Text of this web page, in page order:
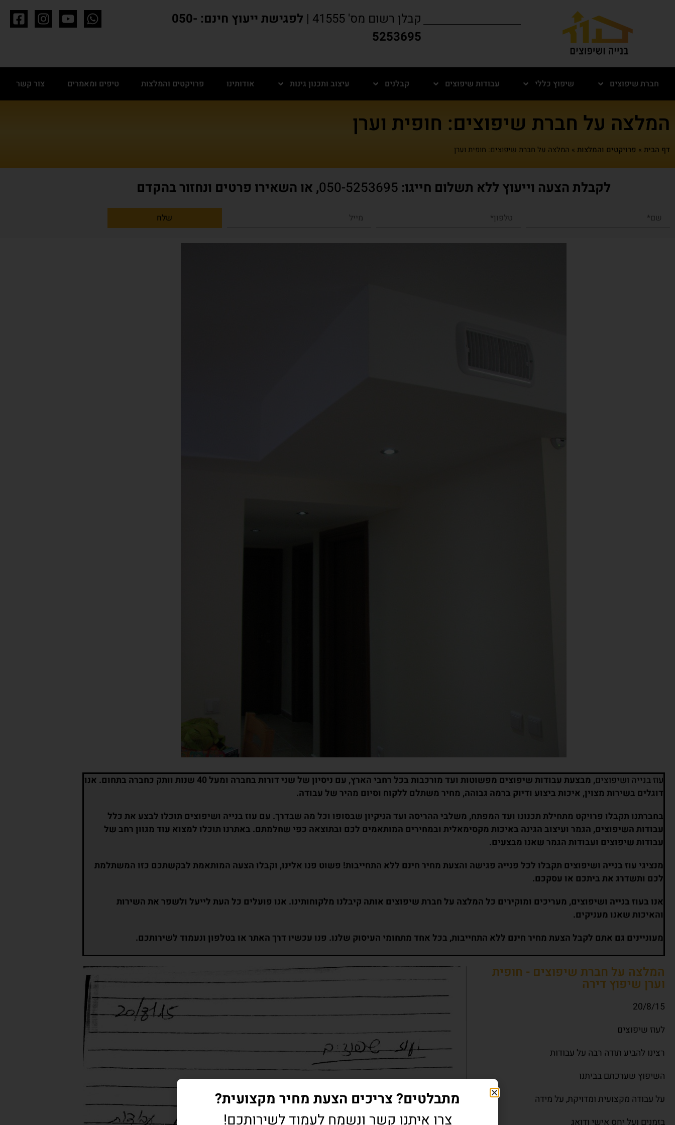
קבלן רשום מס' 41555 |
לפגישת ייעוץ חינם: 050-
5253695
חברת שיפוצים שיפוץ כללי עבודות שיפוצים קבלנים עיצוב ותכנון גינות אודותינו פרויקטים והמלצות טיפים ומאמרים צור קשר
המלצה על חברת שיפוצים: חופית וערן
דף הבית » פרויקטים והמלצות » המלצה על חברת שיפוצים: חופית וערן
לקבלת הצעה וייעוץ ללא תשלום חייגו: 050-5253695, או השאירו פרטים ונחזור בהקדם
שלח
עוז בנייה ושיפוצים
, מבצעת עבודות שיפוצים מפשוטות ועד מורכבות בכל רחבי הארץ, עם ניסיון של שני דורות בחברה ומעל 40 שנות וותק כחברה בתחום. אנו
דוגלים בשירות מצוין, איכות ביצוע ודיוק ברמה גבוהה, מחיר משתלם ללקוח וסיום מהיר של עבודה.
בחברתנו תקבלו פרויקט מתחילת תכנונו ועד המפתח, משלבי ההריסה ועד הניקיון שבסופו וכל מה שבדרך. עם עוז בנייה ושיפוצים תוכלו לבצע את כלל
עבודות השיפוצים, הגמר ועיצוב הגינה באיכות מקסימאלית ובמחירים המותאמים לכם ובתוצאה כפי שחלמתם. באתרנו תוכלו למצוא עוד מגוון רחב של
עבודות שיפוצים ועבודות הגמר שאנו מבצעים.
מנציגי עוז בנייה ושיפוצים תקבלו לכל פנייה פגישה והצעת מחיר חינם ללא התחייבות! פשוט פנו אלינו, וקבלו הצעה המותאמת לבקשתכם כזו המשתלמת
לכם ותשדרג את ביתכם או עסקכם.
אנו בעוז בנייה ושיפוצים, מעריכים ומוקירים כל המלצה על חברת שיפוצים אותה קיבלנו מלקוחותינו. אנו פועלים כל העת לייעל ולשפר את השירות
והאיכות שאנו מעניקים.
מעוניינים גם אתם לקבל הצעת מחיר חינם ללא התחייבות, בכל אחד מתחומי העיסוק שלנו. פנו עכשיו דרך האתר או בטלפון ונעמוד לשירותכם.
המלצה על חברת שיפוצים - חופית
וערן שיפוץ דירה
20/8/15
לעוז שיפוצים
רצינו להביע תודה רבה על עבודות
השיפוץ שערכתם בביתנו
על עבודה מקצועית ומדויקת, על מידה
בזמנים ועל יחס אישי ודואג
מתבלטים? צריכים הצעת מחיר מקצועית?
צרו איתנו קשר ונשמח לעמוד לשירותכם!